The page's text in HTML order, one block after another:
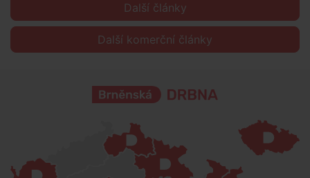
Další články
Další komerční články